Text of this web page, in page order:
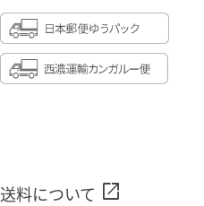
送料について open_in_new